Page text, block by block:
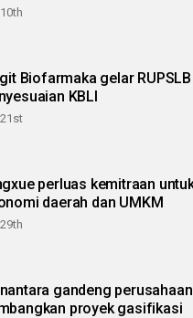
Biofarmaka gelar
KBLI
perluas kemitraan
daerah dan UMKM
gandeng
proyek gasifikasi